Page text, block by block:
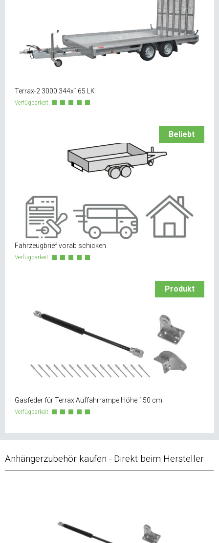
Terrax-2 3000.344x165 LK
Verfügbarkeit:
Beliebt
Fahrzeugbrief vorab schicken
Verfügbarkeit:
Produkt
Gasfeder für Terrax Auffahrrampe Höhe 150 cm
Verfügbarkeit:
Anhängerzubehör kaufen - Direkt beim Hersteller